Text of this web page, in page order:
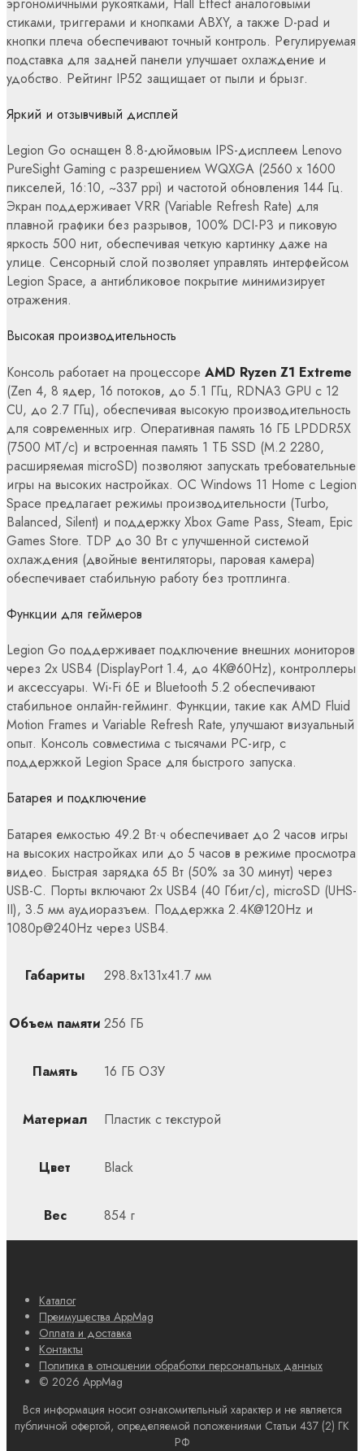
стиками, триггерами и кнопками ABXY, а также D-pad и
кнопки плеча обеспечивают точный контроль. Регулируемая
подставка для задней панели улучшает охлаждение и
удобство. Рейтинг IP52 защищает от пыли и брызг.
Яркий и отзывчивый дисплей
Legion Go оснащен 8.8-дюймовым IPS-дисплеем Lenovo
PureSight Gaming с разрешением WQXGA (2560 x 1600
пикселей, 16:10, ~337 ppi) и частотой обновления 144 Гц.
Экран поддерживает VRR (Variable Refresh Rate) для
плавной графики без разрывов, 100% DCI-P3 и пиковую
яркость 500 нит, обеспечивая четкую картинку даже на
улице. Сенсорный слой позволяет управлять интерфейсом
Legion Space, а антибликовое покрытие минимизирует
отражения.
Высокая производительность
Консоль работает на процессоре AMD Ryzen Z1 Extreme
(Zen 4, 8 ядер, 16 потоков, до 5.1 ГГц, RDNA3 GPU с 12
CU, до 2.7 ГГц), обеспечивая высокую производительность
для современных игр. Оперативная память 16 ГБ LPDDR5X
(7500 МТ/с) и встроенная память 1 ТБ SSD (M.2 2280,
расширяемая microSD) позволяют запускать требовательные
игры на высоких настройках. ОС Windows 11 Home с Legion
Space предлагает режимы производительности (Turbo,
Balanced, Silent) и поддержку Xbox Game Pass, Steam, Epic
Games Store. TDP до 30 Вт с улучшенной системой
охлаждения (двойные вентиляторы, паровая камера)
обеспечивает стабильную работу без троттлинга.
Функции для геймеров
Legion Go поддерживает подключение внешних мониторов
через 2x USB4 (DisplayPort 1.4, до 4K@60Hz), контроллеры
и аксессуары. Wi-Fi 6E и Bluetooth 5.2 обеспечивают
стабильное онлайн-гейминг. Функции, такие как AMD Fluid
Motion Frames и Variable Refresh Rate, улучшают визуальный
опыт. Консоль совместима с тысячами PC-игр, с
поддержкой Legion Space для быстрого запуска.
Батарея и подключение
Батарея емкостью 49.2 Вт·ч обеспечивает до 2 часов игры
на высоких настройках или до 5 часов в режиме просмотра
видео. Быстрая зарядка 65 Вт (50% за 30 минут) через
USB-C. Порты включают 2x USB4 (40 Гбит/с), microSD (UHS-
II), 3.5 мм аудиоразъем. Поддержка 2.4K@120Hz и
1080p@240Hz через USB4.
Габариты 298.8x131x41.7 мм
Объем памяти 256 ГБ
Память 16 ГБ ОЗУ
Материал Пластик с текстурой
Цвет Black
Вес 854 г
Каталог
Преимущества AppMag
Оплата и доставка
Контакты
Политика в отношении обработки персональных данных
© 2026 AppMag
Вся информация носит ознакомительный характер и не является
публичной офертой, определяемой положениями Статьи 437 (2) ГК
РФ